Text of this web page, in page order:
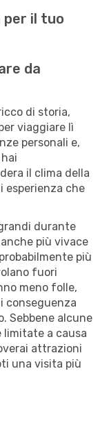
per il tuo
da
di storia,
viaggiare lì
personali e,
il clima della
esperienza che
durante
più vivace
più
fuori
meno folle,
conseguenza
Sebbene alcune
limitate a causa
attrazioni
una visita più